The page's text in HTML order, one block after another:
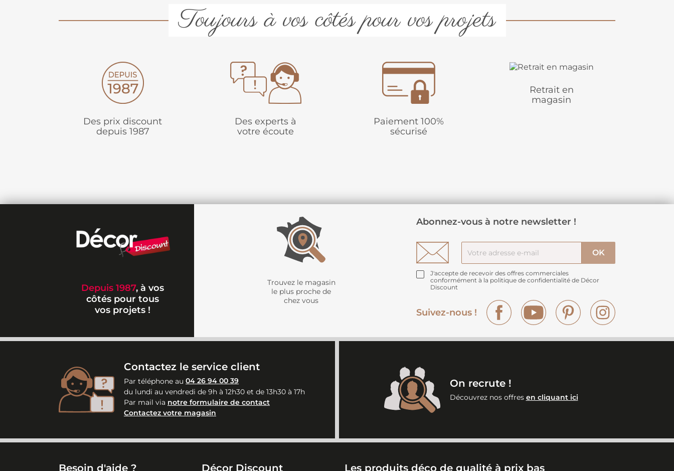
Toujours à vos côtés pour vos projets
Des prix discount
depuis 1987
Des experts à
votre écoute
Paiement 100%
sécurisé
Retrait en
magasin
Depuis 1987, à vos
côtés pour tous
vos projets !
Trouvez le magasin
le plus proche de
chez vous
Abonnez-vous à notre newsletter !
J'accepte de recevoir des offres commerciales
conformément à la politique de confidentialité de Décor
Discount
Suivez-nous !
Facebook YouTube Pinterest
Contactez le service client
Par téléphone au 04 26 94 00 39
du lundi au vendredi de 9h à 12h30 et de 13h30 à 17h
Par mail via notre formulaire de contact
Contactez votre magasin
On recrute !
Découvrez nos offres en cliquant ici
Besoin d'aide ? Décor Discount Les produits déco de qualité à prix bas